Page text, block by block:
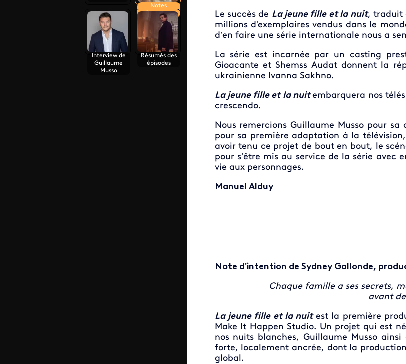
Notes
d'intention
Interview de
Guillaume
Musso
Résumés des
épisodes
Le succès de La jeune fille et la nuit, traduit
millions d'exemplaires vendus dans le
d’en faire une série internationale nous a
La série est incarnée par un casting
Gioacante et Shemss Audat donnent la
ukrainienne Ivanna Sakhno.
La jeune fille et la nuitembarquera nos
crescendo.
Nous remercions Guillaume Musso pour
pour sa première adaptation à la
avoir tenu ce projet de bout en bout, le
pour s’être mis au service de la série avec
vie aux personnages.
Manuel Alduy
Note d'intention de Sydney Gallonde,
Chaque famille a ses secrets,
avant
La jeune fille et la nuit est la première
Make It Happen Studio. Un projet qui est
nos nuits blanches, Guillaume Musso
forte, localement ancrée, dont la
global.